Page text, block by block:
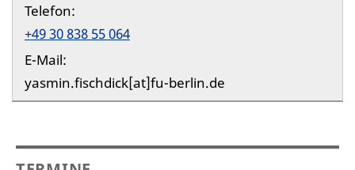
Telefon:
+49 30 838 55 064
E-Mail:
yasmin.fischdick[at]fu-berlin.de